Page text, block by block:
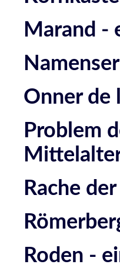
Marand -
Onner de
Problem
Rache
Roden -